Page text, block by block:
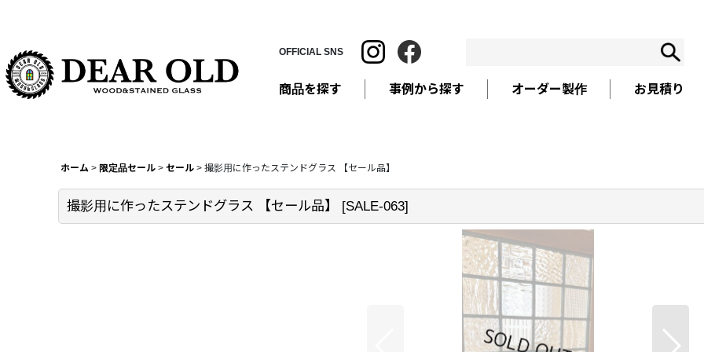
商品を探す 事例から探す オーダー製作 お見積り
OFFICIAL SNS
ホーム > 限定品セール > セール > 撮影用に作ったステンドグラス 【セール品】
撮影用に作ったステンドグラス 【セール品】 [SALE-063]